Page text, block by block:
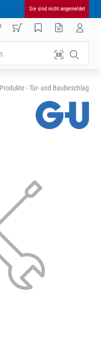
Sie sind nicht angemeldet
- Tür- und Baubeschlag